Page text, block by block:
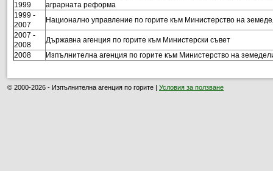
1999
аграрната реформа
1999 -
2007
Национално управление по горите към Министерство на
2007 -
2008
Държавна агенция по горите към Министерски съвет
2008
Изпълнителна агенция по горите към Министерство на
© 2000-2026 - Изпълнителна агенция по горите | Условия за ползване